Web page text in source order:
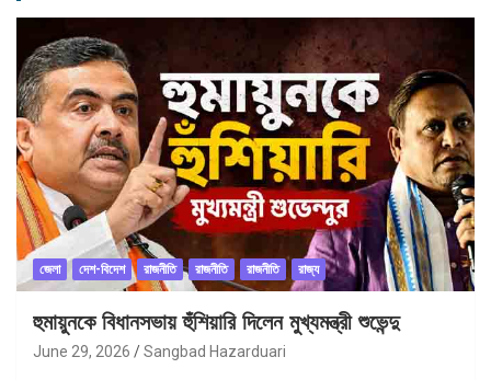
জেলা দেশ-বিদেশ রাজনীতি রাজনীতি রাজনীতি রাজ্য
হুমায়ুনকে বিধানসভায় হুঁশিয়ারি দিলেন মুখ্যমন্ত্রী শুভেন্দু
June 29, 2026 Sangbad Hazarduari